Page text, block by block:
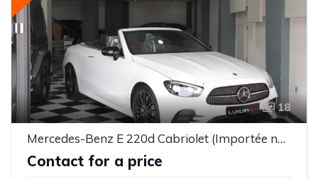
18
Mercedes-Benz E 220d Cabriolet (Importée neuve)
Contact for a price